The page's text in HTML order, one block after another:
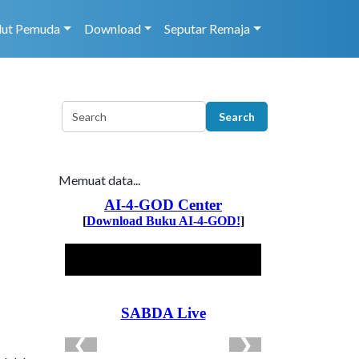
Pemuda Download Seputar Remaja
Memuat data...